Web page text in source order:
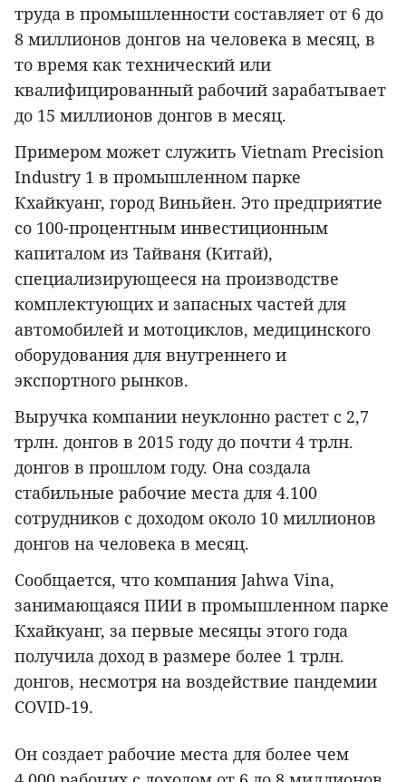
труда в промышленности составляет от 6 до
8 миллионов донгов на человека в месяц, в
то время как технический или
квалифицированный рабочий зарабатывает
до 15 миллионов донгов в месяц.
Примером может служить Vietnam Precision
Industry 1 в промышленном парке
Кхайкуанг, город Виньйен. Это предприятие
со 100-процентным инвестиционным
капиталом из Тайваня (Китай),
специализирующееся на производстве
комплектующих и запасных частей для
автомобилей и мотоциклов, медицинского
оборудования для внутреннего и
экспортного рынков.
Выручка компании неуклонно растет с 2,7
трлн. донгов в 2015 году до почти 4 трлн.
донгов в прошлом году. Она создала
стабильные рабочие места для 4.100
сотрудников с доходом около 10 миллионов
донгов на человека в месяц.
Сообщается, что компания Jahwa Vina,
занимающаяся ПИИ в промышленном парке
Кхайкуанг, за первые месяцы этого года
получила доход в размере более 1 трлн.
донгов, несмотря на воздействие пандемии
COVID-19.
Он создает рабочие места для более чем